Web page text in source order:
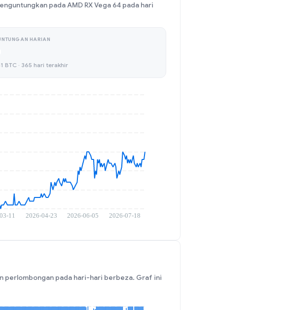
pada AMD RX Vega 64 pada hari
HARIAN
BTC · 365 hari terakhir
perlombongan pada hari-hari berbeza. Graf ini